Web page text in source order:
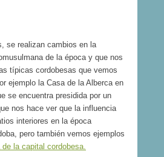
se realizan cambios en la
de la época y que nos
típicas cordobesas que vemos
ejemplo la Casa de la Alberca en
se encuentra presidida por un
nos hace ver que la influencia
interiores en la época
pero también vemos ejemplos
la capital cordobesa.